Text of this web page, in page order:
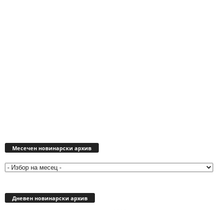
Месечен новинарски архив
Дневен новинарски архив